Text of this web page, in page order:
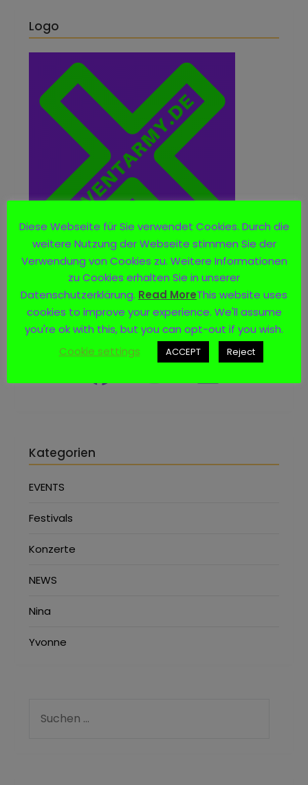
Logo
Social Media
Kategorien
EVENTS
Festivals
Konzerte
NEWS
Nina
Yvonne
Diese Webseite für Sie verwendet Cookies. Durch die
weitere Nutzung der Webseite stimmen Sie der
Verwendung von Cookies zu. Weitere Informationen
zu Cookies erhalten Sie in unserer
Datenschutzerklärung. Read MoreThis website uses
cookies to improve your experience. We'll assume
you're ok with this, but you can opt-out if you wish.
Cookie settings
ACCEPT Reject